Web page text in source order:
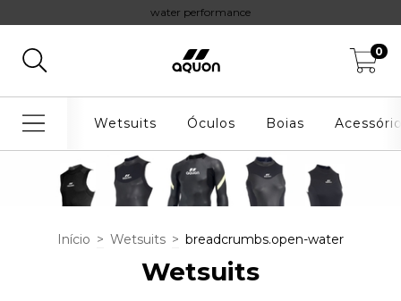
water performance
0
Wetsuits Óculos Boias
Início > Wetsuits > breadcrumbs.open-water
Wetsuits